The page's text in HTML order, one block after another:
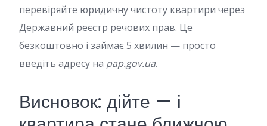
перевіряйте юридичну чистоту квартири через
Державний реєстр речових прав. Це
безкоштовно і займає 5 хвилин — просто
введіть адресу на pap.gov.ua.
Висновок: дійте — і